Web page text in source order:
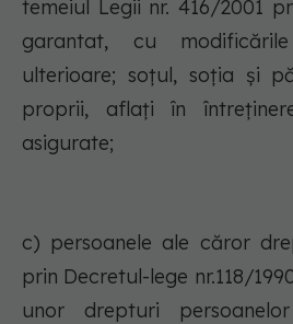
temeiul Legii nr. 416/2001
garantat, cu
ulterioare; soţul, soţia şi
proprii, aflaţi în
asigurate;
c) persoanele ale căror
prin Decretul-lege nr.118/
unor drepturi